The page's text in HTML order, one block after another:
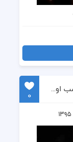
دانلود مداحی حاج محمود کریمی شب اول محرم ۱۳۹۵
0